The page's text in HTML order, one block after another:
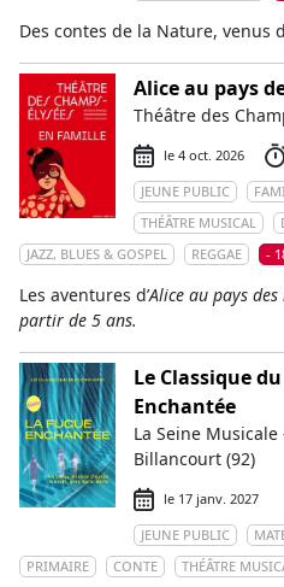
Des contes de la Nature, venus
Alice au pays
Théâtre des
le 4 oct. 2026
JEUNE PUBLIC
THÉÂTRE MUSICAL
JAZZ, BLUES & GOSPEL
REGGAE -
Les aventures d’Alice au pays
partir de 5 ans.
Le Classique
Enchantée
La Seine
Billancourt (92)
le 17 janv. 2027
JEUNE PUBLIC
PRIMAIRE
CONTE THÉÂTRE